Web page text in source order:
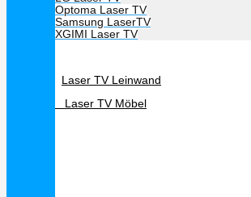
Optoma Laser TV
Samsung LaserTV
XGIMI Laser TV
Laser TV Leinwand
Laser TV Möbel